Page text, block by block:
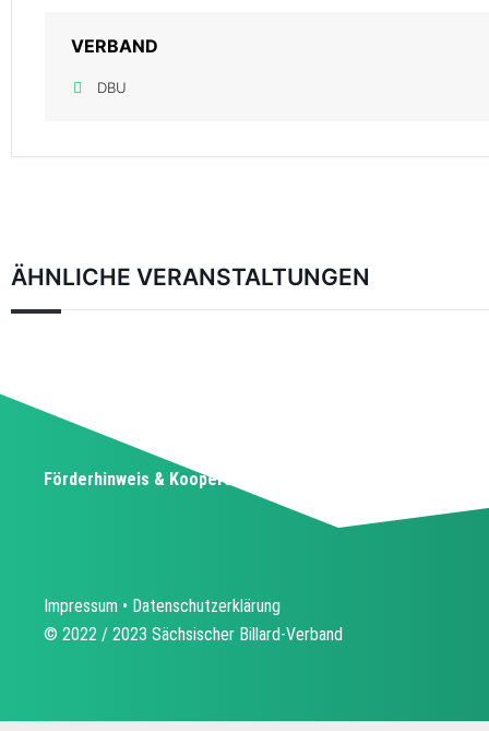
VERBAND
DBU
ÄHNLICHE VERANSTALTUNGEN
Förderhinweis & Kooperationspartner
Impressum • Datenschutzerklärung
© 2022 / 2023 Sächsischer Billard-Verband